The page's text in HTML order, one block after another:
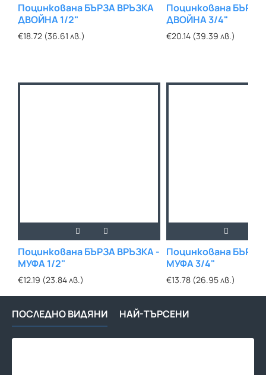
Поцинкована БЪРЗА ВРЪЗКА
ДВОЙНА 1/2"
€18.72 (36.61 лв.)
Поцинкована
ДВОЙНА 3/4"
€20.14 (39.39 лв.)
Поцинкована БЪРЗА ВРЪЗКА -
МУФА 1/2"
€12.19 (23.84 лв.)
Поцинкована
МУФА 3/4"
€13.78 (26.95 лв.)
ПОСЛЕДНО ВИДЯНИ НАЙ-ТЪРСЕНИ